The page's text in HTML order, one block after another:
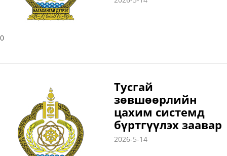
0
Тусгай
зөвшөөрлийн
цахим системд
бүртгүүлэх заавар
2026-5-14